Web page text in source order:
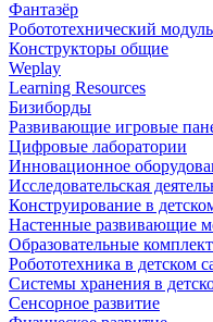
Фантазёр
Робототехнический
Конструкторы общие
Weplay
Learning Resources
Бизиборды
Развивающие игровые
Цифровые лаборатории
Инновационное
Исследовательская
Конструирование в
Настенные развивающие
Образовательные
Робототехника в детском
Системы хранения в
Сенсорное развитие